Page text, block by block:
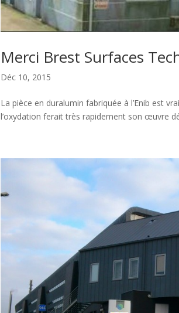
Merci Brest Surfaces
Déc 10, 2015
La pièce en duralumin fabriquée à l’Enib est
l’oxydation ferait très rapidement son œuvre